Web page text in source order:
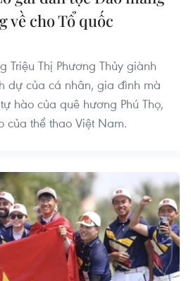
về cho Tổ quốc
Triệu Thị Phương Thủy giành
dự của cá nhân, gia đình mà
hào của quê hương Phú Thọ,
của thể thao Việt Nam.